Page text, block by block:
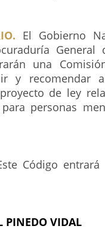
El Gobierno
una
y recomendar
de ley
personas
Código
PINEDO VIDAL